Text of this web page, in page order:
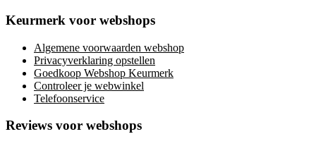
Keurmerk voor webshops
Algemene voorwaarden webshop
Privacyverklaring opstellen
Goedkoop Webshop Keurmerk
Controleer je webwinkel
Telefoonservice
Reviews voor webshops